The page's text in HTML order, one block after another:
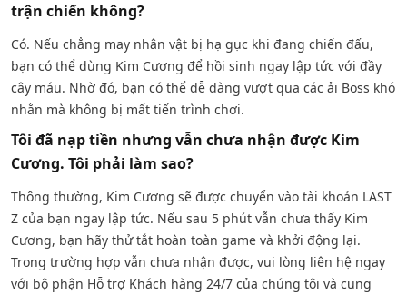
trận chiến không?
Có. Nếu chẳng may nhân vật bị hạ gục khi đang chiến đấu,
bạn có thể dùng Kim Cương để hồi sinh ngay lập tức với đầy
cây máu. Nhờ đó, bạn có thể dễ dàng vượt qua các ải Boss khó
nhằn mà không bị mất tiến trình chơi.
Tôi đã nạp tiền nhưng vẫn chưa nhận được Kim
Cương. Tôi phải làm sao?
Thông thường, Kim Cương sẽ được chuyển vào tài khoản LAST
Z của bạn ngay lập tức. Nếu sau 5 phút vẫn chưa thấy Kim
Cương, bạn hãy thử tắt hoàn toàn game và khởi động lại.
Trong trường hợp vẫn chưa nhận được, vui lòng liên hệ ngay
với bộ phận Hỗ trợ Khách hàng 24/7 của chúng tôi và cung